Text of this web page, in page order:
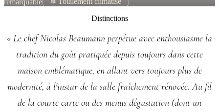
Distinctions
« Le chef Nicolas Beaumann perpétue avec enthousiasme la
tradition du goût pratiquée depuis toujours dans cette
maison emblématique, en allant vers toujours plus de
modernité, à l'instar de la salle fraîchement rénovée. Au fil
de la courte carte ou des menus dégustation (dont un